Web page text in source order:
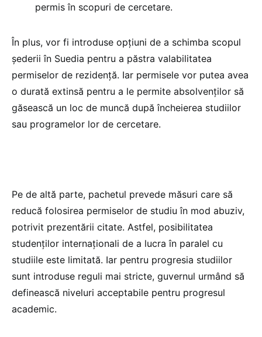
permis în scopuri de cercetare.
În plus, vor fi introduse opțiuni de a schimba scopul
șederii în Suedia pentru a păstra valabilitatea
permiselor de rezidență. Iar permisele vor putea avea
o durată extinsă pentru a le permite absolvenților să
găsească un loc de muncă după încheierea studiilor
sau programelor lor de cercetare.
Pe de altă parte, pachetul prevede măsuri care să
reducă folosirea permiselor de studiu în mod abuziv,
potrivit prezentării citate. Astfel, posibilitatea
studenților internaționali de a lucra în paralel cu
studiile este limitată. Iar pentru progresia studiilor
sunt introduse reguli mai stricte, guvernul urmând să
definească niveluri acceptabile pentru progresul
academic.